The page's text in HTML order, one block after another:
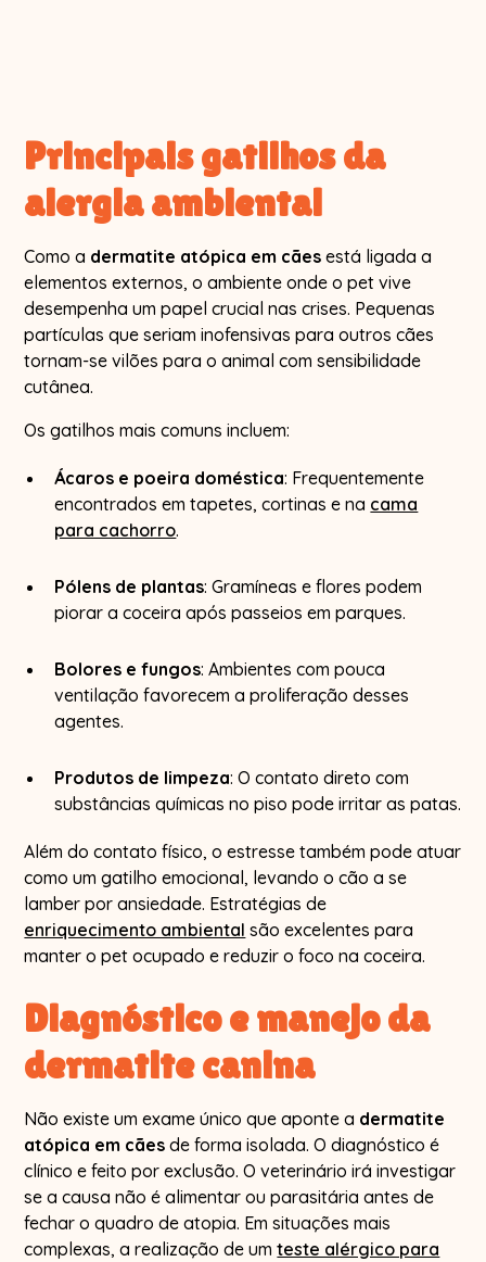
Principais gatilhos da
alergia ambiental
Como a dermatite atópica em cães está ligada a
elementos externos, o ambiente onde o pet vive
desempenha um papel crucial nas crises. Pequenas
partículas que seriam inofensivas para outros cães
tornam-se vilões para o animal com sensibilidade
cutânea.
Os gatilhos mais comuns incluem:
Ácaros e poeira doméstica: Frequentemente
encontrados em tapetes, cortinas e na cama
para cachorro.
Pólens de plantas: Gramíneas e flores podem
piorar a coceira após passeios em parques.
Bolores e fungos: Ambientes com pouca
ventilação favorecem a proliferação desses
agentes.
Produtos de limpeza: O contato direto com
substâncias químicas no piso pode irritar as patas.
Além do contato físico, o estresse também pode atuar
como um gatilho emocional, levando o cão a se
lamber por ansiedade. Estratégias de
enriquecimento ambiental são excelentes para
manter o pet ocupado e reduzir o foco na coceira.
Diagnóstico e manejo da
dermatite canina
Não existe um exame único que aponte a dermatite
atópica em cães de forma isolada. O diagnóstico é
clínico e feito por exclusão. O veterinário irá investigar
se a causa não é alimentar ou parasitária antes de
fechar o quadro de atopia. Em situações mais
complexas, a realização de umteste alérgico para